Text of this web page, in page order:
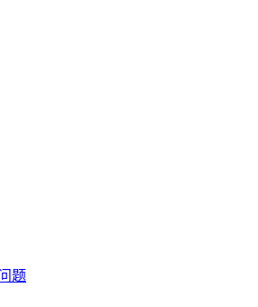
题